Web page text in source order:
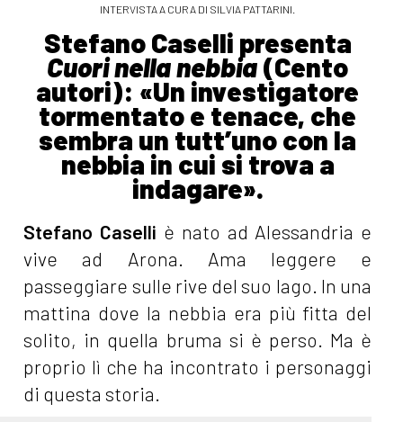
INTERVISTA A CURA DI SILVIA PATTARINI.
Stefano Caselli presenta
Cuori nella nebbia(Cento
autori): «Un investigatore
tormentato e tenace, che
sembra un tutt’uno con la
nebbia in cui si trova a
indagare».
Stefano Caselli è nato ad Alessandria e
vive ad Arona. Ama leggere e
passeggiare sulle rive del suo lago. In una
mattina dove la nebbia era più fitta del
solito, in quella bruma si è perso. Ma è
proprio lì che ha incontrato i personaggi
di questa storia.